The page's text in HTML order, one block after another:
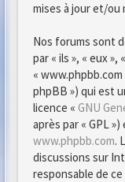
mises à jour et/ou
Nos forums sont
par « ils », « eux »,
«
phpBB ») qui est
licence « GNU
après par « GPL
www.phpbb.com.
discussions sur
responsable de